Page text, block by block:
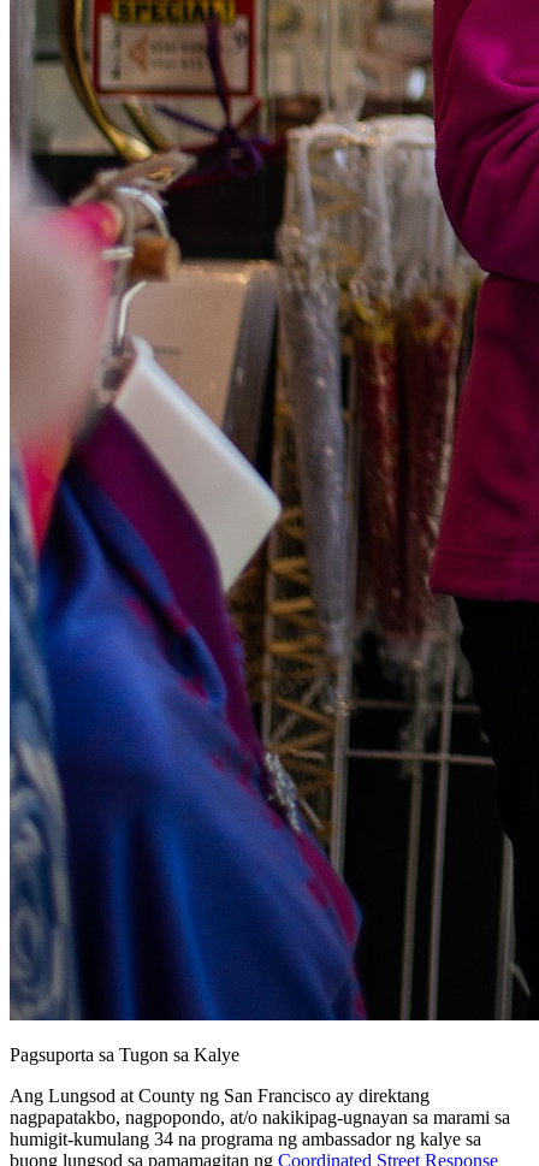
Pagsuporta sa Tugon sa Kalye
Ang Lungsod at County ng San Francisco ay direktang
nagpapatakbo, nagpopondo, at/o nakikipag-ugnayan sa marami sa
humigit-kumulang 34 na programa ng ambassador ng kalye sa
buong lungsod sa pamamagitan ng Coordinated Street Response